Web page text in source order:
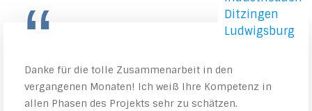
“
Danke für die tolle Zusammenarbeit in den
vergangenen Monaten! Ich weiß Ihre Kompetenz in
allen Phasen des Projekts sehr zu schätzen.